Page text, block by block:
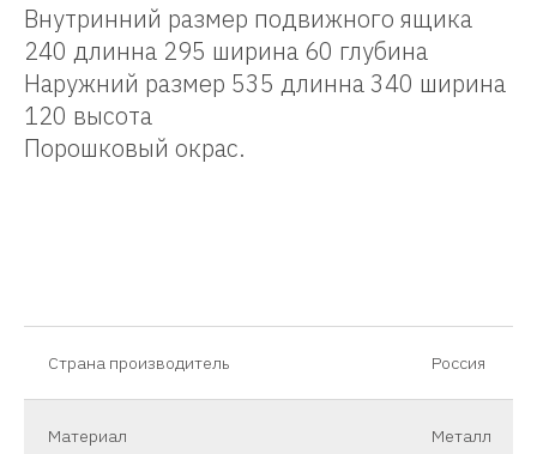
Внутринний размер подвижного ящика
240 длинна 295 ширина 60 глубина
Наружний размер 535 длинна 340 ширина
120 высота
Порошковый окрас.
Страна производитель Россия
Материал Металл